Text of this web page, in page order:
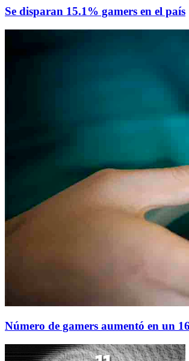
Se disparan 15.1% gamers en el país
Número de gamers aumentó en un